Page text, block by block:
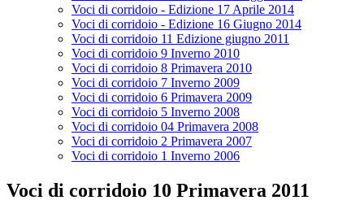
Voci di corridoio - Edizione 17 Aprile 2014
Voci di corridoio - Edizione 16 Giugno 2014
Voci di corridoio 11 Edizione giugno 2011
Voci di corridoio 9 Inverno 2010
Voci di corridoio 8 Primavera 2010
Voci di corridoio 7 Inverno 2009
Voci di corridoio 6 Primavera 2009
Voci di corridoio 5 Inverno 2008
Voci di corridoio 04 Primavera 2008
Voci di corridoio 2 Primavera 2007
Voci di corridoio 1 Inverno 2006
Voci di corridoio 10 Primavera 2011